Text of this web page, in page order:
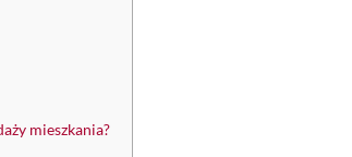
mieszkania?